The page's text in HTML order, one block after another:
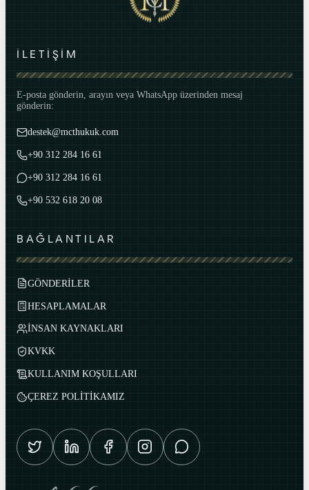
İLETİŞİM
E-posta gönderin, arayın veya WhatsApp üzerinden mesaj
gönderin:
destek@mcthukuk.com
+90 312 284 16 61
+90 312 284 16 61
+90 532 618 20 08
BAĞLANTILAR
GÖNDERİLER
HESAPLAMALAR
İNSAN KAYNAKLARI
KVKK
KULLANIM KOŞULLARI
ÇEREZ POLİTİKAMIZ